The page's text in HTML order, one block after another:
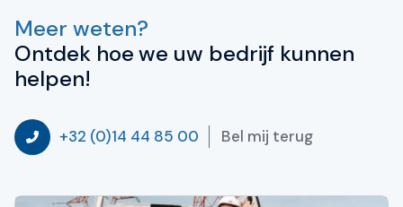
Meer weten?
Ontdek hoe we uw bedrijf kunnen
helpen!
+32 (0)14 44 85 00 Bel mij terug